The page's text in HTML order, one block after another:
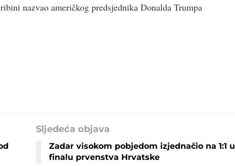
nazvao američkog predsjednika Donalda Trumpa
Sljedeća objava
Zadar visokom pobjedom izjednačio na 1:1 u
finalu prvenstva Hrvatske